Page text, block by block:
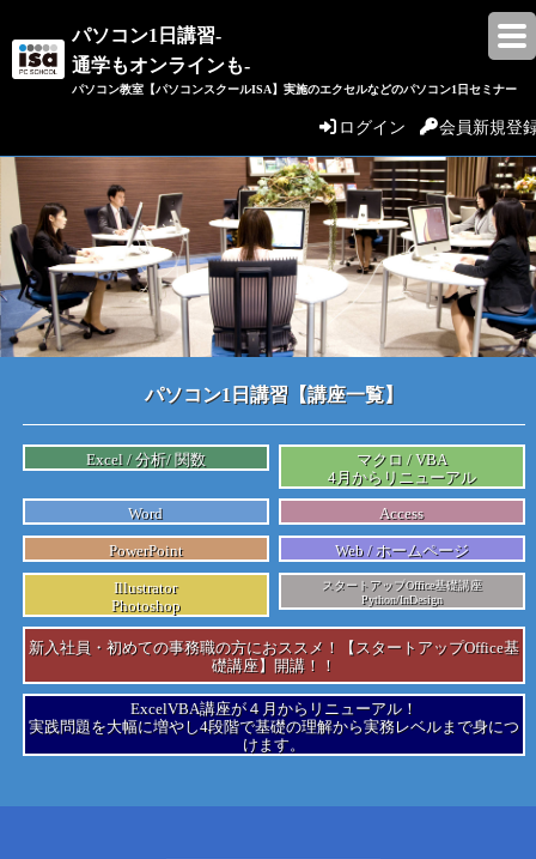
パソコン1日講習-
通学もオンラインも-
パソコン教室【パソコンスクールISA】実施のエクセルなどのパソコン1日セミナー
ログイン 会員新規登
パソコン1日講習【講座一覧】
Excel / 分析/ 関数
マクロ / VBA
4月からリニューアル
Word
Access
PowerPoint Web / ホームページ
Illustrator
Photoshop
スタートアップOffice基礎講座
Python/InDesign
新入社員・初めての事務職の方におススメ！【スタートアップOffice基
礎講座】開講！！
ExcelVBA講座が４月からリニューアル！
実践問題を大幅に増やし4段階で基礎の理解から実務レベルまで身につ
けます。